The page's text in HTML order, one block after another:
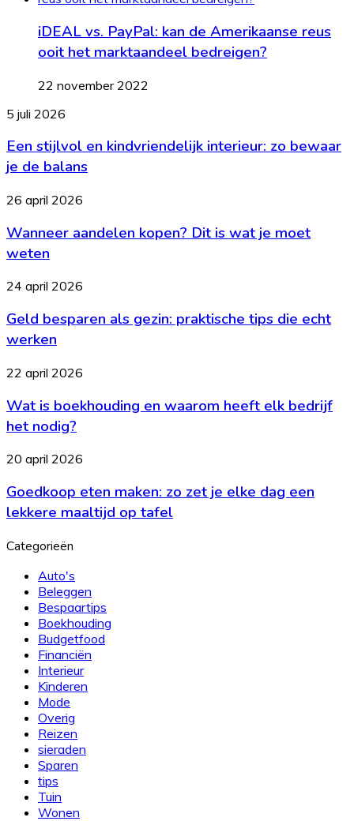
iDEAL vs. PayPal: kan de Amerikaanse reus
ooit het marktaandeel bedreigen?
22 november 2022
Een
en
kindvriendelijk
interieur:
bewaar
de
balans
5 juli 2026
Een stijlvol en kindvriendelijk interieur: zo bewaar
je de balans
Wanneer
kopen?
is
je
weten
26 april 2026
Wanneer aandelen kopen? Dit is wat je moet
weten
Geld
als
gezin:
praktische
die
werken
24 april 2026
Geld besparen als gezin: praktische tips die echt
werken
Wat
boekhouding
en
waarom
elk
het
nodig?
22 april 2026
Wat is boekhouding en waarom heeft elk bedrijf
het nodig?
Goedkoop
maken:
zo
zet
elke
lekkere
maaltijd
20 april 2026
Goedkoop eten maken: zo zet je elke dag een
lekkere maaltijd op tafel
Categorieën
Auto's
Beleggen
Bespaartips
Boekhouding
Budgetfood
Financiën
Interieur
Kinderen
Mode
Overig
Reizen
sieraden
Sparen
tips
Tuin
Wonen